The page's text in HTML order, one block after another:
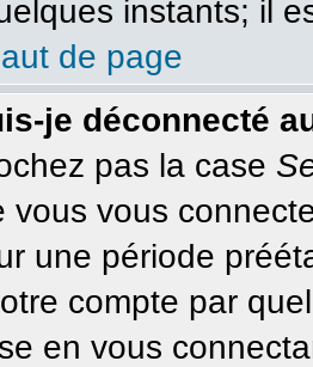
instants; il
de page
je déconnecté
pas la case
vous vous
une période
compte par
en vous